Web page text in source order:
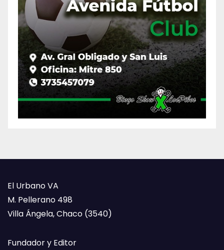
El Urbano VA
M. Pellerano 498
Villa Ángela, Chaco (3540)
Fundador y Editor